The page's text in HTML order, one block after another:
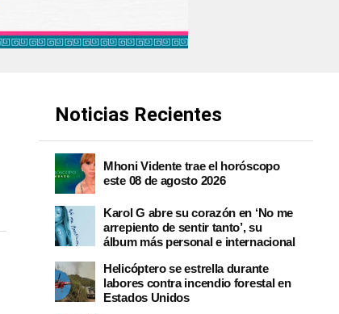
Noticias Recientes
Mhoni Vidente trae el horóscopo
este 08 de agosto 2026
Karol G abre su corazón en ‘No me
arrepiento de sentir tanto’, su
álbum más personal e internacional
Helicóptero se estrella durante
labores contra incendio forestal en
Estados Unidos